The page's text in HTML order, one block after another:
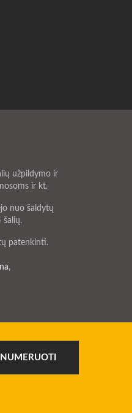
užpildymo ir
ir kt.
nuo šaldytų
šalių.
patenkinti.
,